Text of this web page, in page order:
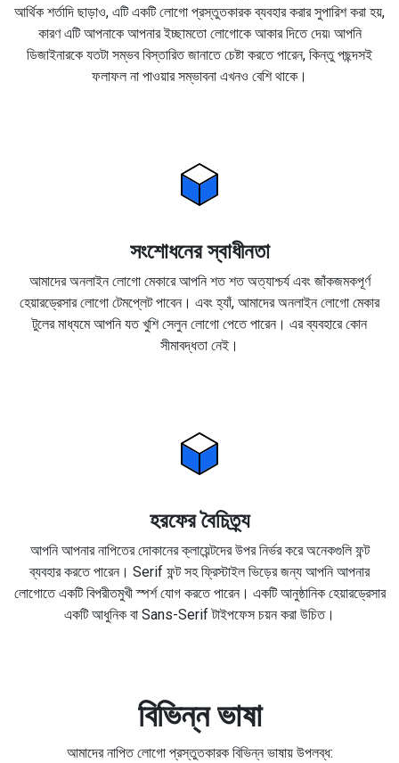
আর্থিক শর্তাদি ছাড়াও, এটি একটি লোগো প্রস্তুতকারক ব্যবহার করার সুপারিশ করা হয়,
কারণ এটি আপনাকে আপনার ইচ্ছামতো লোগোকে আকার দিতে দেয়৷ আপনি
ডিজাইনারকে যতটা সম্ভব বিস্তারিত জানাতে চেষ্টা করতে পারেন, কিন্তু পছন্দসই
ফলাফল না পাওয়ার সম্ভাবনা এখনও বেশি থাকে।
সংশোধনের স্বাধীনতা
আমাদের অনলাইন লোগো মেকারে আপনি শত শত অত্যাশ্চর্য এবং জাঁকজমকপূর্ণ
হেয়ারড্রেসার লোগো টেমপ্লেট পাবেন। এবং হ্যাঁ, আমাদের অনলাইন লোগো মেকার
টুলের মাধ্যমে আপনি যত খুশি সেলুন লোগো পেতে পারেন। এর ব্যবহারে কোন
সীমাবদ্ধতা নেই।
হরফের বৈচিত্র্য
আপনি আপনার নাপিতের দোকানের ক্লায়েন্টদের উপর নির্ভর করে অনেকগুলি ফন্ট
ব্যবহার করতে পারেন। Serif ফন্ট সহ ফ্রিস্টাইল ভিড়ের জন্য আপনি আপনার
লোগোতে একটি বিপরীতমুখী স্পর্শ যোগ করতে পারেন। একটি আনুষ্ঠানিক হেয়ারড্রেসার
একটি আধুনিক বা Sans-Serif টাইপফেস চয়ন করা উচিত।
বিভিন্ন ভাষা
আমাদের নাপিত লোগো প্রস্তুতকারক বিভিন্ন ভাষায় উপলব্ধ: